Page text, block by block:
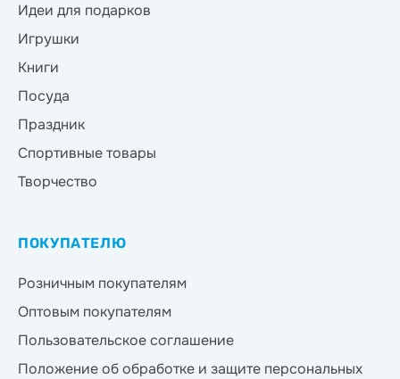
Идеи для подарков
Игрушки
Книги
Посуда
Праздник
Спортивные товары
Творчество
ПОКУПАТЕЛЮ
Розничным покупателям
Оптовым покупателям
Пользовательское соглашение
Положение об обработке и защите персональных